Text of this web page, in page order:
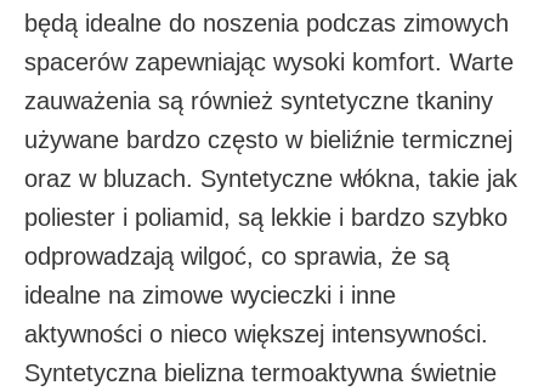
będą idealne do noszenia podczas zimowych
spacerów zapewniając wysoki komfort. Warte
zauważenia są również syntetyczne tkaniny
używane bardzo często w bieliźnie termicznej
oraz w bluzach. Syntetyczne włókna, takie jak
poliester i poliamid, są lekkie i bardzo szybko
odprowadzają wilgoć, co sprawia, że są
idealne na zimowe wycieczki i inne
aktywności o nieco większej intensywności.
Syntetyczna bielizna termoaktywna świetnie